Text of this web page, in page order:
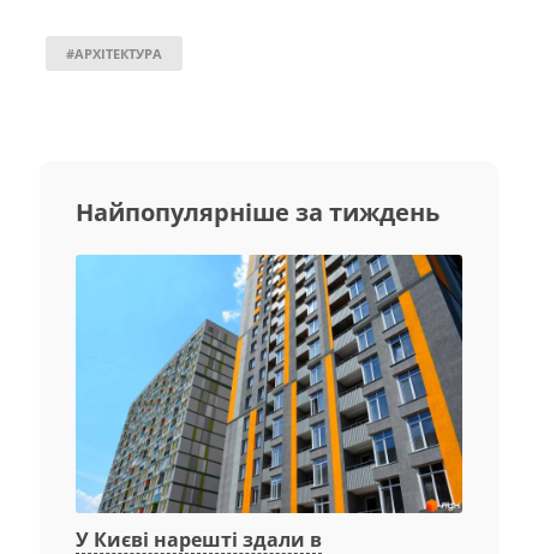
#АРХІТЕКТУРА
Найпопулярніше за тиждень
У Києві нарешті здали в